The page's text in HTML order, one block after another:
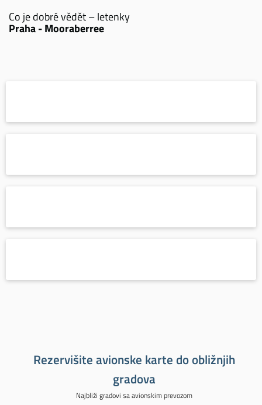
Co je dobré vědět – letenky
Praha - Mooraberree
Rezervišite avionske karte do obližnjih
gradova
Najbliži gradovi sa avionskim prevozom